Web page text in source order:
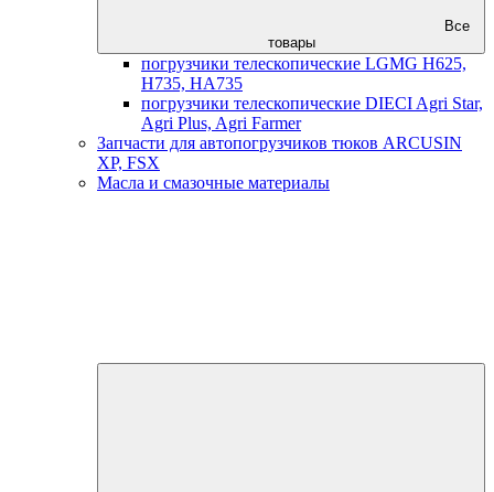
Все
товары
погрузчики телескопические LGMG H625,
H735, HA735
погрузчики телескопические DIECI Agri Star,
Agri Plus, Agri Farmer
Запчасти для автопогрузчиков тюков ARCUSIN
XP, FSX
Масла и смазочные материалы